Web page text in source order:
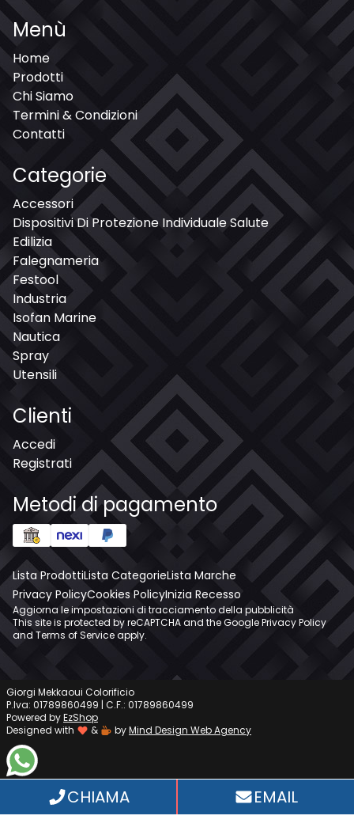
Menù
Home
Prodotti
Chi Siamo
Termini & Condizioni
Contatti
Categorie
Accessori
Dispositivi Di Protezione Individuale Salute
Edilizia
Falegnameria
Festool
Industria
Isofan Marine
Nautica
Spray
Utensili
Clienti
Accedi
Registrati
Metodi di pagamento
Lista ProdottiLista CategorieLista Marche
Privacy PolicyCookies PolicyInizia Recesso
Aggiorna le impostazioni di tracciamento della pubblicità
This site is protected by reCAPTCHA and the GooglePrivacy Policy
and Terms of Serviceapply.
Giorgi Mekkaoui Colorificio
P.Iva: 01789860499 | C.F.: 01789860499
Powered byEzShop
Designed with
& byMind Design Web Agency
CHIAMA EMAIL
WhatsApp
Informativa sulla raccolta